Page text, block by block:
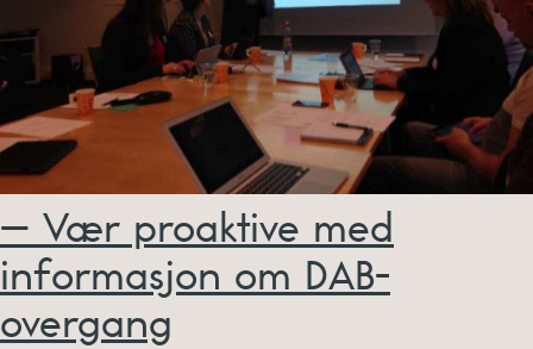
– Vær proaktive med
informasjon om DAB-
overgang